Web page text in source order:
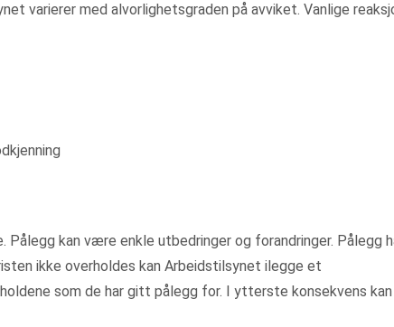
varierer med alvorlighetsgraden på avviket. Vanlige
kan være enkle utbedringer og forandringer. Pålegg
ikke overholdes kan Arbeidstilsynet ilegge et
som de har gitt pålegg for. I ytterste konsekvens kan